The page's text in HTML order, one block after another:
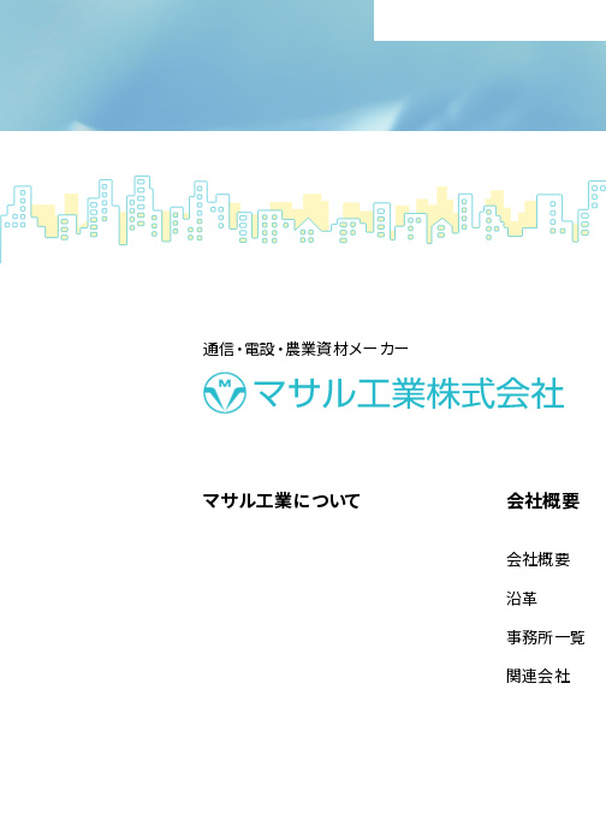
通信・電設・農業資材メーカー
マサル工業について 会社概要
会社概要
沿革
事務所一覧
関連会社